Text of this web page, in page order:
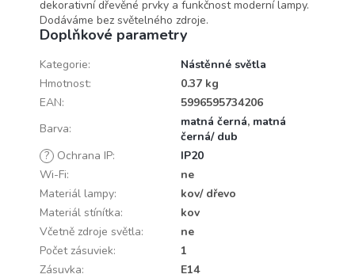
dekorativní dřevěné prvky a funkčnost moderní lampy.
Dodáváme bez světelného zdroje.
Doplňkové parametry
Kategorie:
Nástěnné světla
Hmotnost:
0.37 kg
EAN:
5996595734206
Barva: matná černá, matná
černá/ dub
? Ochrana IP:
IP20
Wi-Fi:
ne
Materiál lampy:
kov/ dřevo
Materiál stínítka:
kov
Včetně zdroje světla:
ne
Počet zásuviek:
1
Zásuvka:
E14